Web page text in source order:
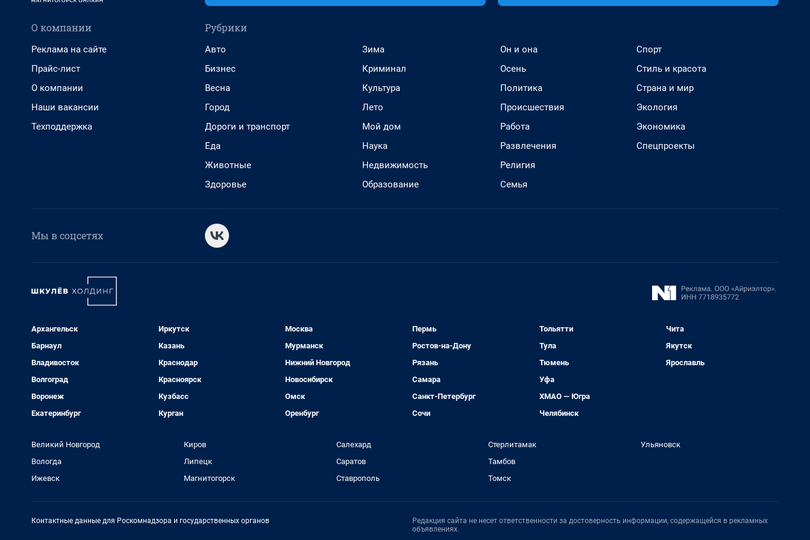
О компании
Реклама на сайте
Прайс-лист
О компании
Наши вакансии
Техподдержка
Рубрики
Авто
Бизнес
Весна
Город
Дороги и транспорт
Еда
Животные
Здоровье
Зима
Криминал
Культура
Лето
Мой дом
Наука
Недвижимость
Образование
Он и она
Осень
Политика
Происшествия
Работа
Развлечения
Религия
Семья
Спорт
Стиль и красота
Страна и мир
Экология
Экономика
Спецпроекты
Мы в соцсетях
Архангельск
Барнаул
Владивосток
Волгоград
Воронеж
Екатеринбург
Иркутск
Казань
Краснодар
Красноярск
Кузбасс
Курган
Москва
Мурманск
Нижний Новгород
Новосибирск
Омск
Оренбург
Пермь
Ростов-на-Дону
Рязань
Самара
Санкт-Петербург
Сочи
Тольятти
Тула
Тюмень
Уфа
ХМАО — Югра
Челябинск
Чита
Якутск
Ярославль
Великий Новгород
Вологда
Ижевск
Киров
Липецк
Магнитогорск
Салехард
Саратов
Ставрополь
Стерлитамак
Тамбов
Томск
Ульяновск
Контактные данные для Роскомнадзора и государственных органов
Редакция сайта не несет ответственности за достоверность информации, содержащейся в рекламных
объявлениях.